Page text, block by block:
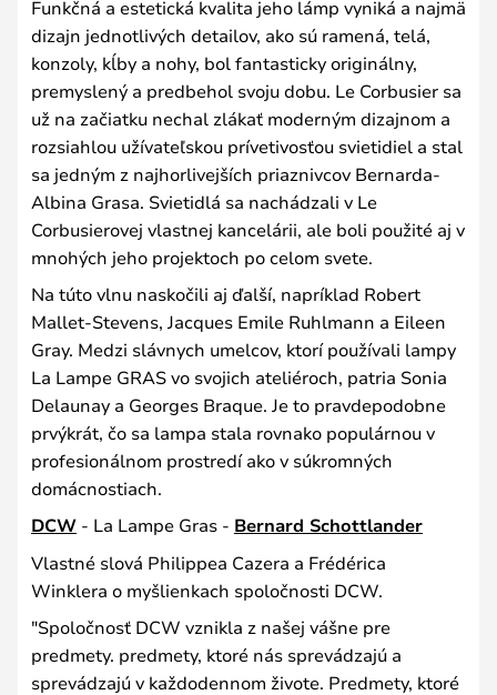
Funkčná a estetická kvalita jeho lámp vyniká a najmä
dizajn jednotlivých detailov, ako sú ramená, telá,
konzoly, kĺby a nohy, bol fantasticky originálny,
premyslený a predbehol svoju dobu. Le Corbusier sa
už na začiatku nechal zlákať moderným dizajnom a
rozsiahlou užívateľskou prívetivosťou svietidiel a stal
sa jedným z najhorlivejších priaznivcov Bernarda-
Albina Grasa. Svietidlá sa nachádzali v Le
Corbusierovej vlastnej kancelárii, ale boli použité aj v
mnohých jeho projektoch po celom svete.
Na túto vlnu naskočili aj ďalší, napríklad Robert
Mallet-Stevens, Jacques Emile Ruhlmann a Eileen
Gray. Medzi slávnych umelcov, ktorí používali lampy
La Lampe GRAS vo svojich ateliéroch, patria Sonia
Delaunay a Georges Braque. Je to pravdepodobne
prvýkrát, čo sa lampa stala rovnako populárnou v
profesionálnom prostredí ako v súkromných
domácnostiach.
DCW - La Lampe Gras - Bernard Schottlander
Vlastné slová Philippea Cazera a Frédérica
Winklera o myšlienkach spoločnosti DCW.
"Spoločnosť DCW vznikla z našej vášne pre
predmety. predmety, ktoré nás sprevádzajú a
sprevádzajú v každodennom živote. Predmety, ktoré